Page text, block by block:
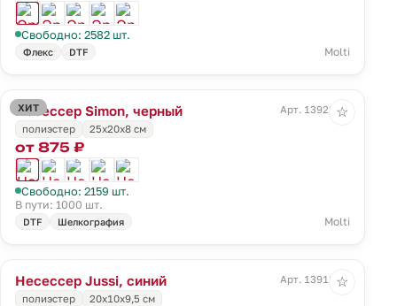
Свободно: 2582 шт.
Флекс DTF Molti
ХИТ
Несессер Simon, черный
Арт. 13922.30
полиэстер
25х20х8 см
от 875 ₽
Свободно: 2159 шт.
В пути: 1000 шт.
DTF Шелкография Molti
☆
Несессер Jussi, синий
Арт. 13918.45
полиэстер
20x10x9,5 см
☆